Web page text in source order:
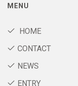
MENU
HOME
CONTACT
NEWS
ENTRY